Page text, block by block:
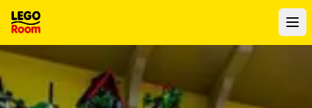
Para o conteúdo principal